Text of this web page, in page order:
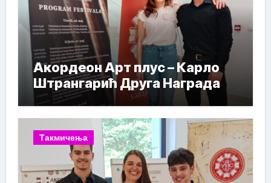
Акордеон Арт плус – Карло
Штрангарић Друга Награда
Такмичења